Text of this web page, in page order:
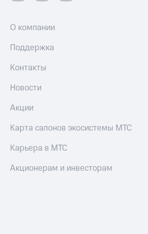
О компании
Поддержка
Контакты
Новости
Акции
Карта салонов экосистемы МТС
Карьера в МТС
Акционерам и инвесторам